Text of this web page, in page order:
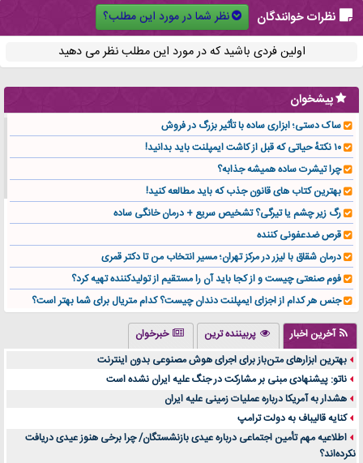
نظرات خوانندگان
نظر شما در مورد این مطلب؟
اولین فردی باشید که در مورد این مطلب نظر می دهید
پیشخوان
ساک دستی؛ ابزاری ساده با تأثیر بزرگ در فروش
۱۰ نکتهٔ حیاتی که قبل از کاشت ایمپلنت باید بدانید!
چرا تیشرت ساده همیشه جذابه؟
بهترین کتاب های قانون جذب که باید مطالعه کنید!
رگ زیر چشم یا تیرگی؟ تشخیص سریع + درمان خانگی ساده
قرص ضدعفونی کننده
درمان شقاق با لیزر در مرکز تهران؛ مسیر انتخاب من تا دکتر قمری
فوم صنعتی چیست و از کجا باید آن را مستقیم از تولیدکننده تهیه کرد؟
جنس هر کدام از اجزای ایمپلنت دندان چیست؟ کدام متریال برای شما بهتر است؟
تولید لیوان کاغذی یک کسب‌ و کار پر سود و رو‌ به‌ رشد در بازار ایران
درد زانو بعد از تمرین با تردمیل؟ شاید مشکل از این انتخاب باشد
آینده موسیقی هم‌اکنون در اینجاست
بهترین راه تبلیغات کلینیک زیبایی و افزایش مشتری کدام است؟
مقایسه قالب آسترا با وودمارت و فلت‌سام (فارسی)
خرید سمعک کارکرده یا دست دوم | نکات مهم قبل از تصمیم‌گیری
خرید و فروش قطعات سرور دست دوم در ماهان شبکه ایرانیان
آخرین اخبار پربیننده ترین
خبرخوان
بهترین ابزارهای متن‌باز برای اجرای هوش مصنوعی بدون اینترنت
ناتو: پیشنهادی مبنی بر مشارکت در جنگ علیه ایران نشده است
هشدار به آمریکا درباره عملیات زمینی علیه ایران
کنایه قالیباف به دولت ترامپ
اطلاعیه مهم تأمین اجتماعی درباره عیدی بازنشستگان/ چرا برخی هنوز عیدی دریافت
نکرده‌اند؟